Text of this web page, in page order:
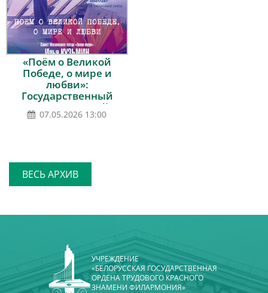
«Поём о Великой
Победе, о мире и
любви»:
Государственный
академический
симфонический
(баритон), дирижёр –
Александр Анисимов
07.05.2026 13:00
ВЕСЬ АРХИВ
УЧРЕЖДЕНИЕ
«БЕЛОРУССКАЯ ГОСУДАРСТВЕННАЯ
ОРДЕНА ТРУДОВОГО КРАСНОГО
ЗНАМЕНИ ФИЛАРМОНИЯ»